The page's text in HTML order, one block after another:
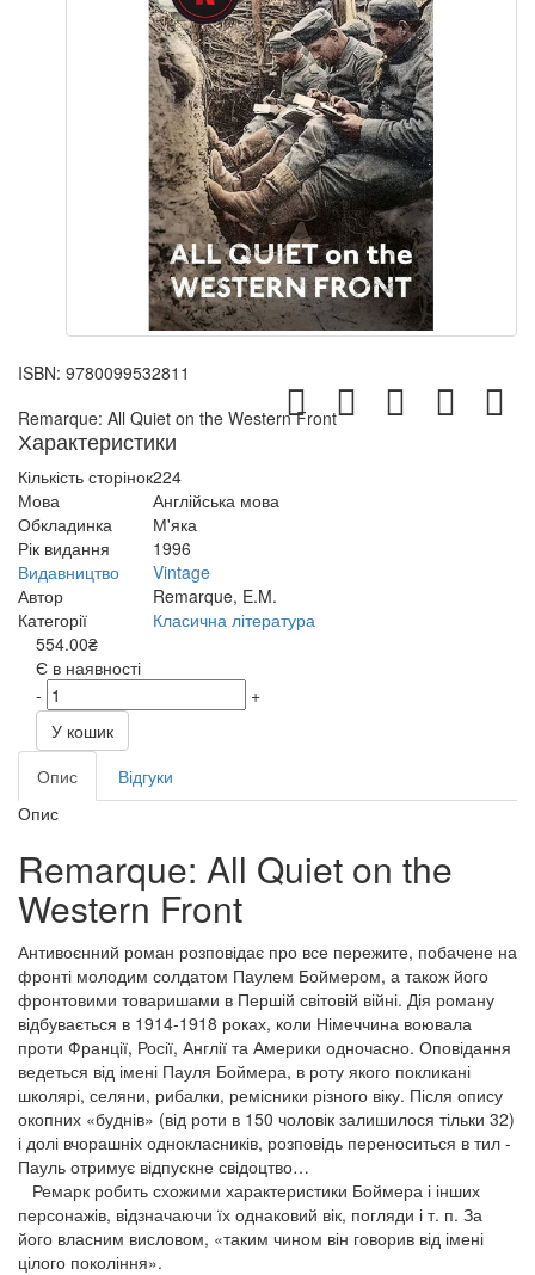
ISBN: 9780099532811
Remarque: All Quiet on the Western Front
Характеристики
Кількість сторінок224
Мова
Англійська мова
Обкладинка
М'яка
Рік видання
1996
Видавництво
Vintage
Автор
Remarque, E.M.
Категорії
Класична література
554.00₴
Є в наявності
-
+
У кошик
Опис
Відгуки
Опис
Remarque: All Quiet on the
Western Front
Антивоєнний роман розповідає про все пережите, побачене на
фронті молодим солдатом Паулем Боймером, а також його
фронтовими товаришами в Першій світовій війні. Дія роману
відбувається в 1914-1918 роках, коли Німеччина воювала
проти Франції, Росії, Англії та Америки одночасно. Оповідання
ведеться від імені Пауля Боймера, в роту якого покликані
школярі, селяни, рибалки, ремісники різного віку. Після опису
окопних «буднів» (від роти в 150 чоловік залишилося тільки 32)
і долі вчорашніх однокласників, розповідь переноситься в тил -
Пауль отримує відпускне свідоцтво…
Ремарк робить схожими характеристики Боймера і інших
персонажів, відзначаючи їх однаковий вік, погляди і т. п. За
його власним висловом, «таким чином він говорив від імені
цілого покоління».